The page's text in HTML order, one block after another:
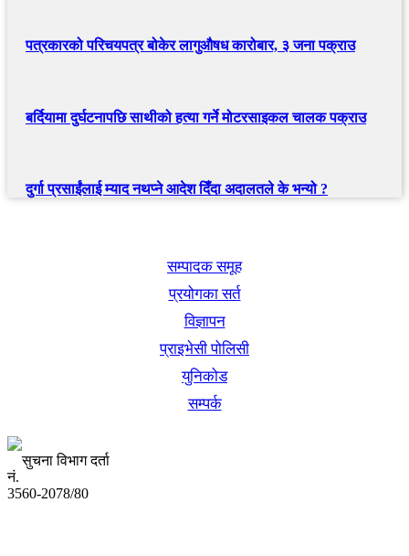
पत्रकारको परिचयपत्र बोकेर लागुऔषध कारोबार, ३ जना पक्राउ
बर्दियामा दुर्घटनापछि साथीको हत्या गर्ने मोटरसाइकल चालक पक्राउ
दुर्गा प्रसाईंलाई म्याद नथप्ने आदेश दिँदा अदालतले के भन्यो ?
सम्पादक समूह
प्रयोगका सर्त
विज्ञापन
प्राइभेसी पोलिसी
युनिकोड
सम्पर्क
सुचना विभाग दर्ता
नं.
3560-2078/80